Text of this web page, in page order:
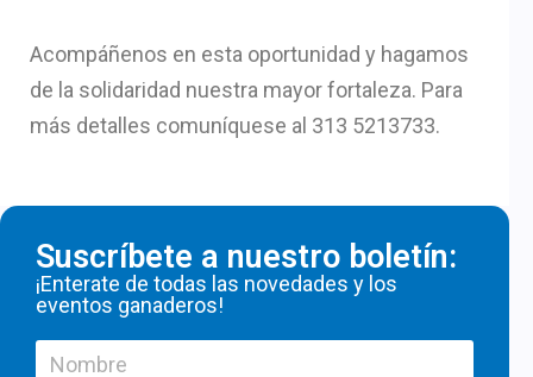
Acompáñenos en esta oportunidad y hagamos
de la solidaridad nuestra mayor fortaleza. Para
más detalles comuníquese al 313 5213733.
Suscríbete a nuestro boletín:
¡Enterate de todas las novedades y los
eventos ganaderos!